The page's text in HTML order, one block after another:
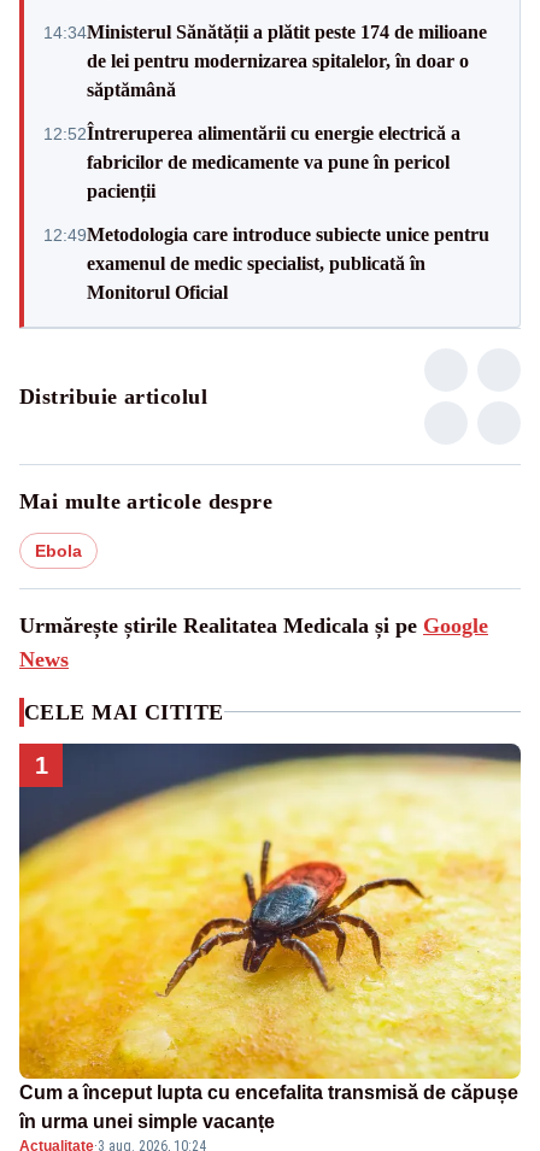
14:34Ministerul Sănătății a plătit peste 174 de milioane
de lei pentru modernizarea spitalelor, în doar o
săptămână
12:52Întreruperea alimentării cu energie electrică a
fabricilor de medicamente va pune în pericol
pacienții
12:49Metodologia care introduce subiecte unice pentru
examenul de medic specialist, publicată în
Monitorul Oficial
Distribuie articolul
Mai multe articole despre
Ebola
Urmărește știrile Realitatea Medicala și pe Google
News
CELE MAI CITITE
1
Cum a început lupta cu encefalita transmisă de căpușe
în urma unei simple vacanțe
Actualitate·3 aug. 2026, 10:24